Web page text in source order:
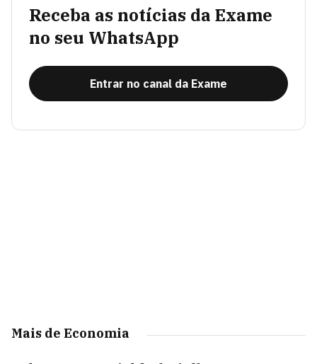
Receba as notícias da Exame
no seu WhatsApp
Entrar no canal da Exame
Mais de Economia